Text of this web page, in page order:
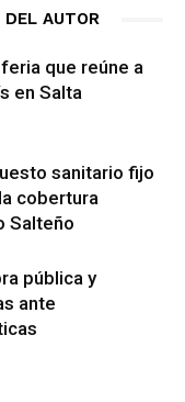
DEL AUTOR
que reúne a
en Salta
sanitario fijo
cobertura
Salteño
pública y
ante